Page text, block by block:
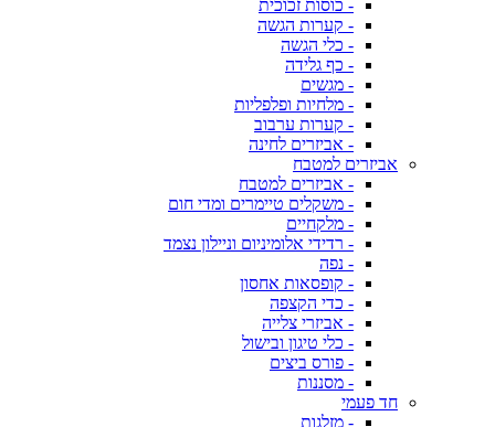
- כוסות זכוכית
- קערות הגשה
- כלי הגשה
- כף גלידה
- מגשים
- מלחיות ופלפליות
- קערות ערבוב
- אביזרים לחינה
אביזרים למטבח
- אביזרים למטבח
- משקלים טיימרים ומדי חום
- מלקחיים
- רדידי אלומיניום וניילון נצמד
- נפה
- קופסאות אחסון
- כדי הקצפה
- אביזרי צלייה
- כלי טיגון ובישול
- פורס ביצים
- מסננות
חד פעמי
- מזלגות